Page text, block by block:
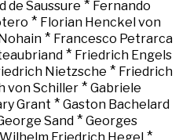
de Saussure * Fernando
* Florian Henckel von
* Francesco Petrarca
* Friedrich Engels
Nietzsche * Friedrich
von Schiller * Gabriele
Grant * Gaston Bachelard
Sand * Georges